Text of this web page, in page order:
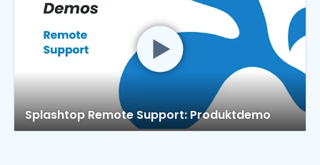
Splashtop Remote Support: Produktdemo